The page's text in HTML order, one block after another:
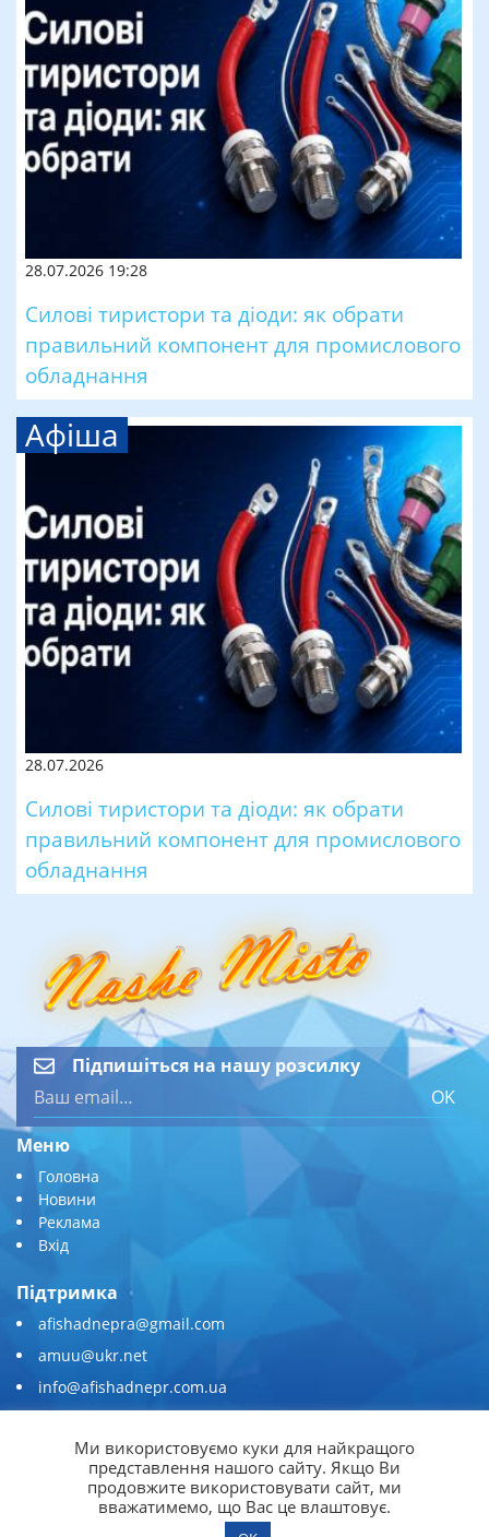
28.07.2026 19:28
Силові тиристори та діоди: як обрати
правильний компонент для промислового
обладнання
Афіша
28.07.2026
Силові тиристори та діоди: як обрати
правильний компонент для промислового
обладнання
Підпишіться на нашу розсилку
OK
Меню
Головна
Новини
Реклама
Вхід
Підтримка
afishadnepra@gmail.com
amuu@ukr.net
info@afishadnepr.com.ua
Приєднуйтесь
Ми використовуємо куки для найкращого
представлення нашого сайту. Якщо Ви
продовжите використовувати сайт, ми
вважатимемо, що Вас це влаштовує.